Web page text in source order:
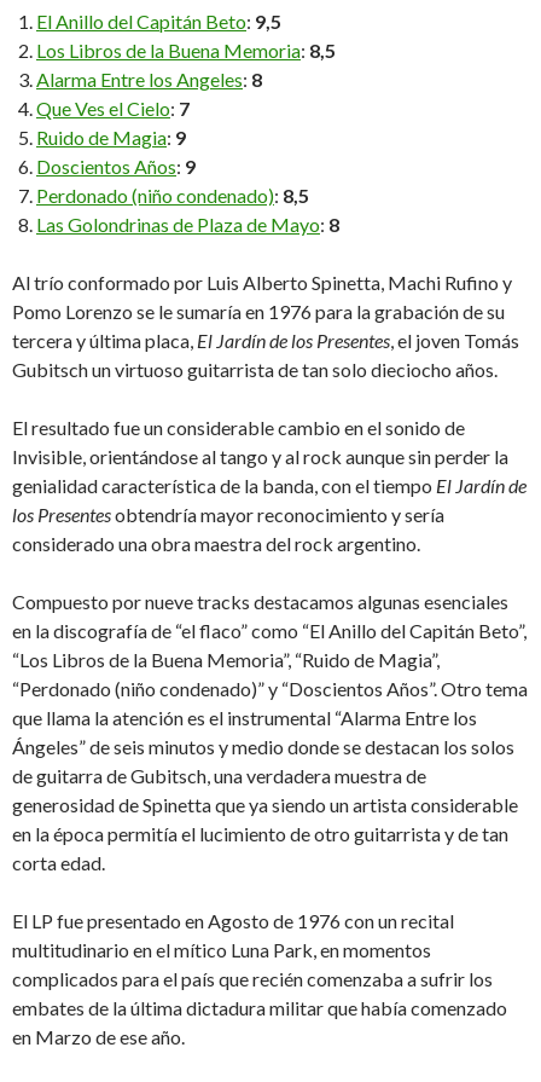
El Anillo del Capitán Beto: 9,5
Los Libros de la Buena Memoria: 8,5
Alarma Entre los Angeles: 8
Que Ves el Cielo: 7
Ruido de Magia: 9
Doscientos Años: 9
Perdonado (niño condenado): 8,5
Las Golondrinas de Plaza de Mayo: 8
Al trío conformado por Luis Alberto Spinetta, Machi Rufino y
Pomo Lorenzo se le sumaría en 1976 para la grabación de su
tercera y última placa, El Jardín de los Presentes, el joven Tomás
Gubitsch un virtuoso guitarrista de tan solo dieciocho años.
El resultado fue un considerable cambio en el sonido de
Invisible, orientándose al tango y al rock aunque sin perder la
genialidad característica de la banda, con el tiempo El Jardín de
los Presentesobtendría mayor reconocimiento y sería
considerado una obra maestra del rock argentino.
Compuesto por nueve tracks destacamos algunas esenciales
en la discografía de “el flaco” como “El Anillo del Capitán Beto”,
“Los Libros de la Buena Memoria”, “Ruido de Magia”,
“Perdonado (niño condenado)” y “Doscientos Años”. Otro tema
que llama la atención es el instrumental “Alarma Entre los
Ángeles” de seis minutos y medio donde se destacan los solos
de guitarra de Gubitsch, una verdadera muestra de
generosidad de Spinetta que ya siendo un artista considerable
en la época permitía el lucimiento de otro guitarrista y de tan
corta edad.
El LP fue presentado en Agosto de 1976 con un recital
multitudinario en el mítico Luna Park, en momentos
complicados para el país que recién comenzaba a sufrir los
embates de la última dictadura militar que había comenzado
en Marzo de ese año.